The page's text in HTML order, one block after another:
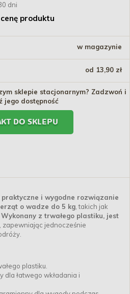
dni
produktu
w magazynie
od 13,90 zł
sklepie stacjonarnym? Zadzwoń i
jego dostępność
DO SKLEPU
i wygodne rozwiązanie
o wadze do 5 kg , takich jak
Wykonany z trwałego plastiku, jest
, zapewniając jednocześnie
plastiku.
dla łatwego wkładania i